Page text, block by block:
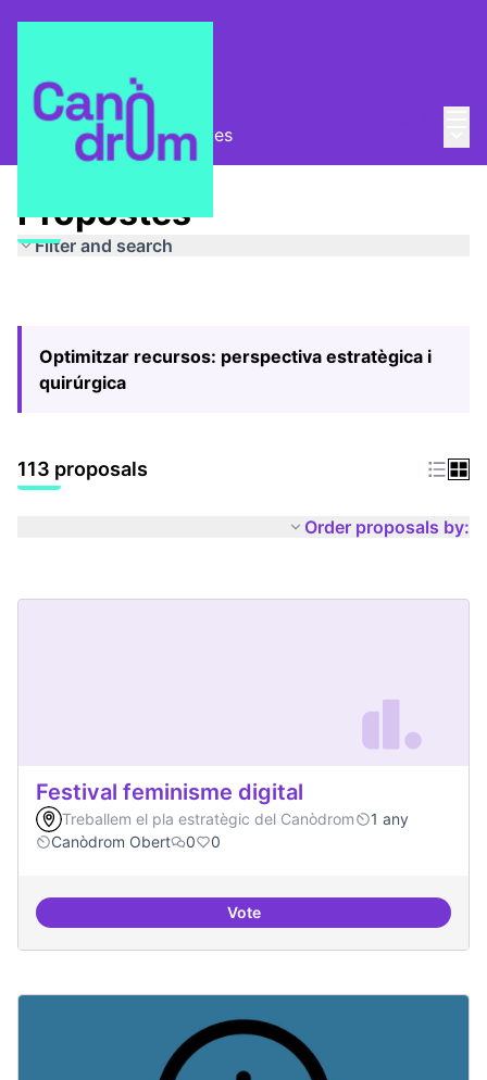
Pla Estratègic Propostes
Propostes
Filter and search
Optimitzar recursos: perspectiva estratègica i
quirúrgica
113 proposals
Order proposals by:
Festival feminisme digital
Treballem el pla estratègic del Canòdrom
1 any
Canòdrom Obert
0 0
VoteFestival feminisme digital